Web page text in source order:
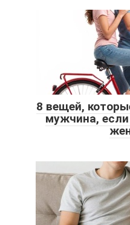
8 вещей,
мужчина, если